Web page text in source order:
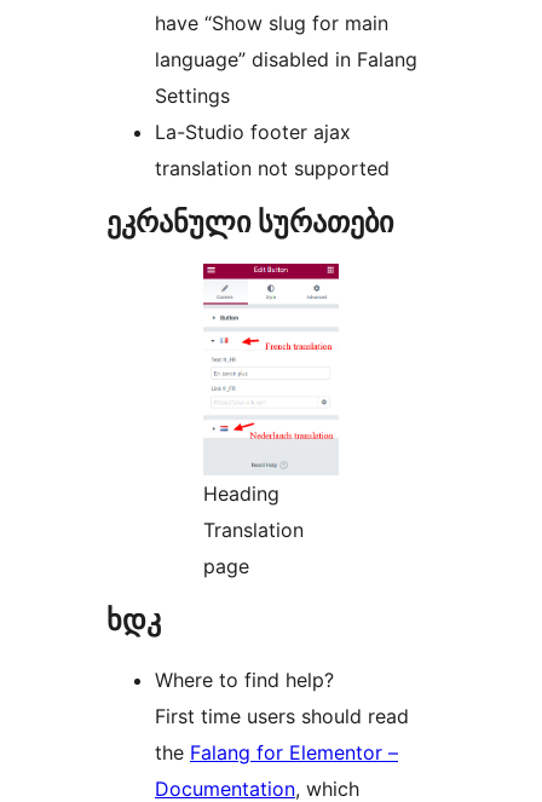
have “Show slug for main
language” disabled in Falang
Settings
La-Studio footer ajax
translation not supported
ეკრანული სურათები
Heading
Translation
page
ხდკ
Where to find help?
First time users should read
the Falang for Elementor –
Documentation, which